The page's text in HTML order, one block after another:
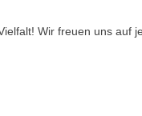
Wir freuen uns auf